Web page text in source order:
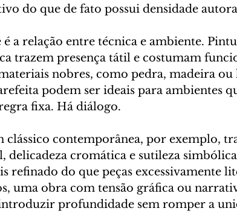
do que de fato possui densidade
a relação entre técnica e ambiente.
trazem presença tátil e costumam
nobres, como pedra, madeira
podem ser ideais para ambientes
fixa. Há diálogo.
clássico contemporânea, por exemplo,
delicadeza cromática e sutileza
refinado do que peças excessivamente
uma obra com tensão gráfica ou
profundidade sem romper a